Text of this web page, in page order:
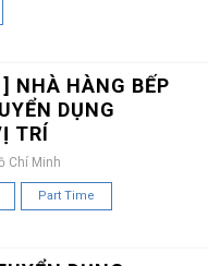
NHÀ HÀNG BẾP
DỤNG
TRÍ
Chí Minh
Part Time